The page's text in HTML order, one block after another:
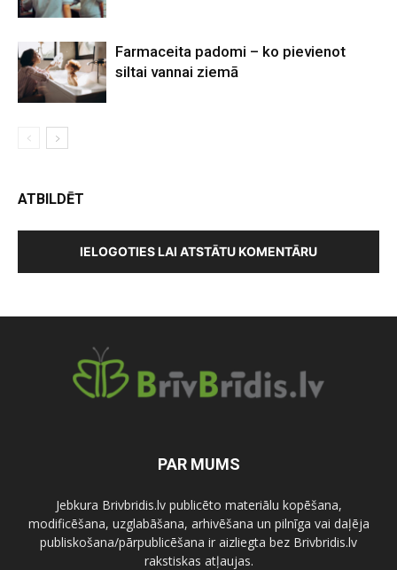
Farmaceita padomi – ko pievienot
siltai vannai ziemā
ATBILDĒT
IELOGOTIES LAI ATSTĀTU KOMENTĀRU
PAR MUMS
Jebkura Brivbridis.lv publicēto materiālu kopēšana,
modificēšana, uzglabāšana, arhivēšana un pilnīga vai daļēja
publiskošana/pārpublicēšana ir aizliegta bez Brivbridis.lv
rakstiskas atļaujas.